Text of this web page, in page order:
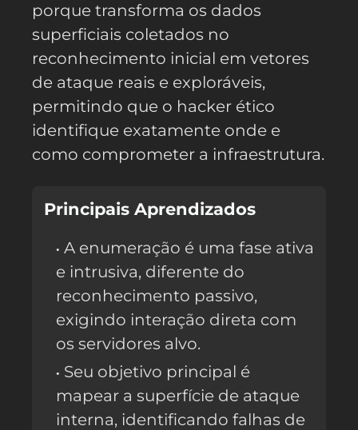
porque transforma os dados
superficiais coletados no
reconhecimento inicial em vetores
de ataque reais e exploráveis,
permitindo que o hacker ético
identifique exatamente onde e
como comprometer a infraestrutura.
Principais Aprendizados
A enumeração é uma fase ativa
e intrusiva, diferente do
reconhecimento passivo,
exigindo interação direta com
os servidores alvo.
Seu objetivo principal é
mapear a superfície de ataque
interna, identificando falhas de